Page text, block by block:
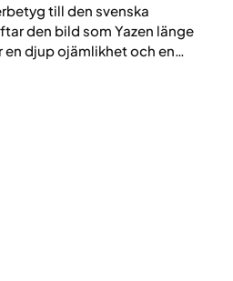
till den svenska
den bild som Yazen länge
en djup ojämlikhet och en